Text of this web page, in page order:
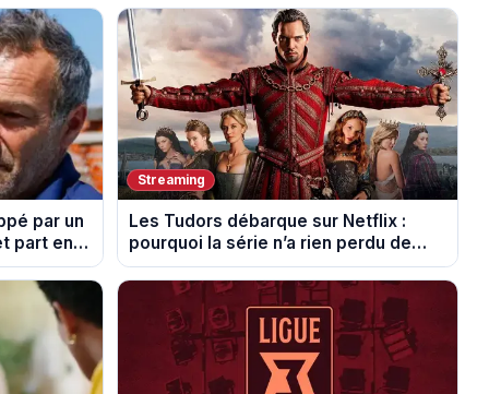
par un
part en
Streaming
Les Tudors débarque sur Netflix :
pourquoi la série n’a rien perdu de
son pouvoir